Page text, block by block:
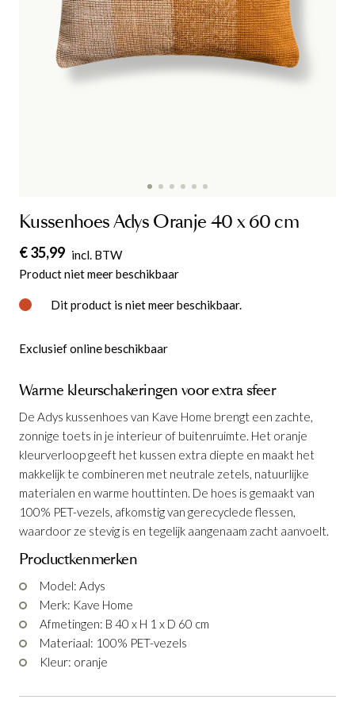
Kussenhoes Adys Oranje 40 x 60 cm
€ 35,99 incl. BTW
Product niet meer beschikbaar
Dit product is niet meer beschikbaar.
Exclusief online beschikbaar
Warme kleurschakeringen voor extra sfeer
De Adys kussenhoes van Kave Home brengt een zachte,
zonnige toets in je interieur of buitenruimte. Het oranje
kleurverloop geeft het kussen extra diepte en maakt het
makkelijk te combineren met neutrale zetels, natuurlijke
materialen en warme houttinten. De hoes is gemaakt van
100% PET-vezels, afkomstig van gerecyclede flessen,
waardoor ze stevig is en tegelijk aangenaam zacht aanvoelt.
Productkenmerken
Model: Adys
Merk: Kave Home
Afmetingen: B 40 x H 1 x D 60 cm
Materiaal: 100% PET-vezels
Kleur: oranje
Kussenhoes Drati Oranje 45 x 45 cm
toegevoegd aan je winkelmandje
Kussenhoes Adys Oranje 40 x 60 cm
toegevoegd aan je winkelmandje